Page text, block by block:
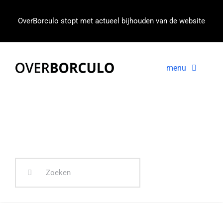
OverBorculo stopt met actueel bijhouden van de website
menu